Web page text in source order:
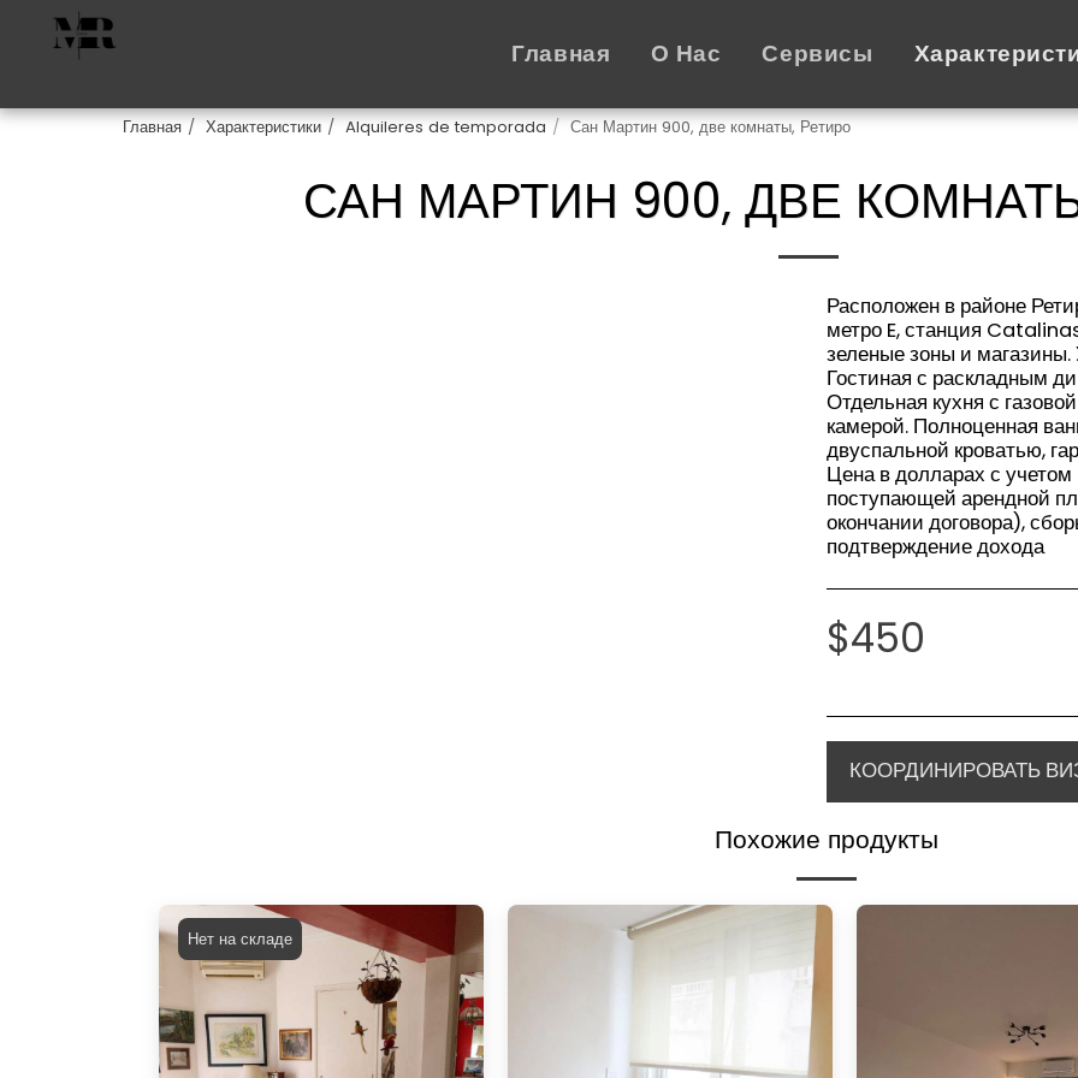
Главная О Нас Сервисы
Главная Характеристики Alquileres de temporada Сан Мартин 900, две комнаты, Ретиро
САН МАРТИН 900, ДВЕ
Расположен в районе
метро E, станция
зеленые зоны и магазины.
Гостиная с раскладным
Отдельная кухня с
камерой. Полноценная
двуспальной кроватью,
Цена в долларах с
поступающей арендной
окончании договора),
подтверждение дохода
$450
КООРДИНИРОВАТЬ
Похожие продукты
Нет на складе